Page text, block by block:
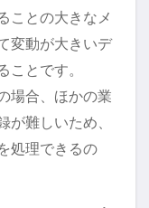
ことの大きなメ
変動が大きいデ
ことです。
場合、ほかの業
が難しいため、
処理できるの